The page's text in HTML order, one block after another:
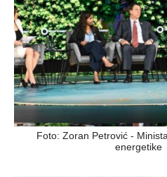
Foto: Zoran Petrović -
energetike